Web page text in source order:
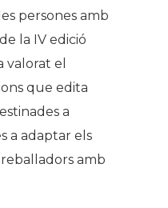
persones amb
la IV edició
valorat el
que edita
a
a adaptar els
amb